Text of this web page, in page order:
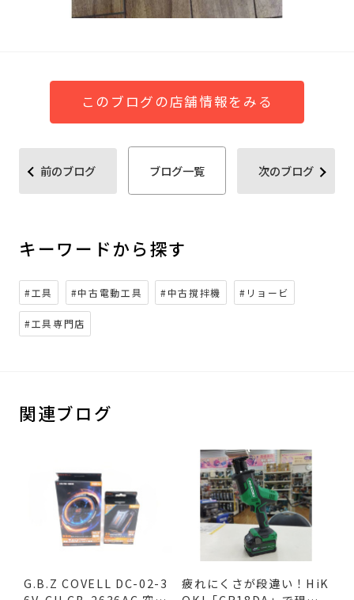
このブログの店舗情報をみる
前のブログ ブログ一覧 次のブログ
キーワードから探す
#工具 #中古電動工具 #中古撹拌機 #リョービ
#工具専門店
関連ブログ
G.B.Z COVELL DC-02-3
疲れにくさが段違い！HiK